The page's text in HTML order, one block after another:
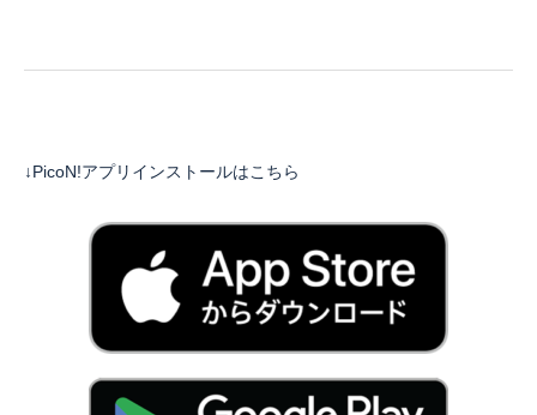
↓PicoN!アプリインストールはこちら